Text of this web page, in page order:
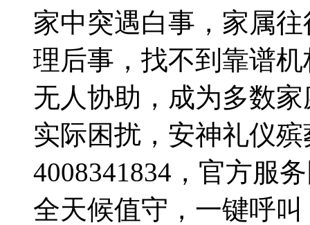
家中突遇白事，家属
理后事，找不到靠谱
无人协助，成为多数
实际困扰，安神礼仪
4008341834，官方服
全天候值守，一键呼叫